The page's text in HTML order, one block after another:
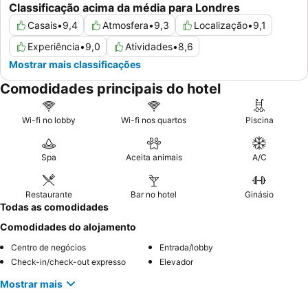
Classificação acima da média para Londres
Casais•9,4 Atmosfera•9,3 Localização•9,1
Experiência•9,0 Atividades•8,6
Mostrar mais classificações
Comodidades principais do hotel
Wi-fi no lobby Wi-fi nos quartos Piscina
Spa Aceita animais A/C
Restaurante Bar no hotel Ginásio
Todas as comodidades
Comodidades do alojamento
Centro de negócios
Entrada/lobby
Check-in/check-out expresso
Elevador
Mostrar mais